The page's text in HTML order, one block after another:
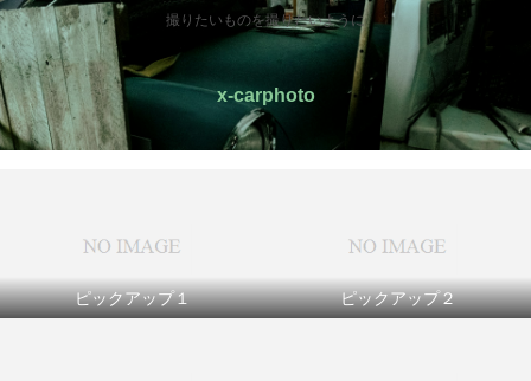
撮りたいものを撮りたいように
x-carphoto
ピックアップ１ ピックアップ２